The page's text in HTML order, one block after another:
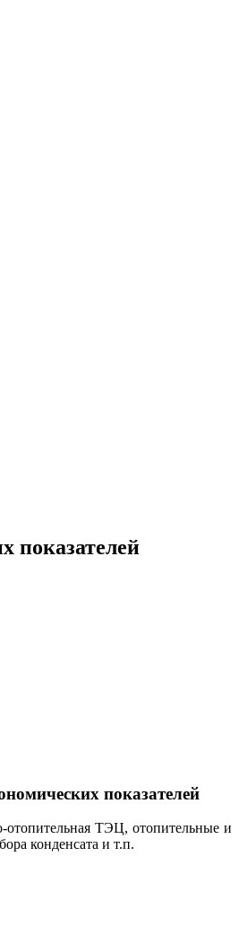
показателей
показателей
отопительная ТЭЦ, отопительные и
конденсата и т.п.